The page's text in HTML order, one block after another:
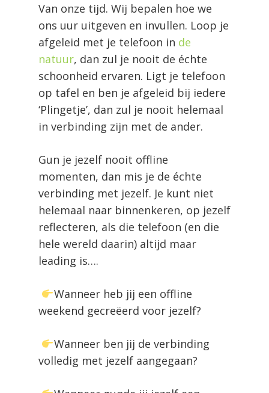
Van onze tijd. Wij bepalen hoe we
ons uur uitgeven en invullen. Loop je
afgeleid met je telefoon in de
natuur, dan zul je nooit de échte
schoonheid ervaren. Ligt je telefoon
op tafel en ben je afgeleid bij iedere
‘Plingetje’, dan zul je nooit helemaal
in verbinding zijn met de ander.
Gun je jezelf nooit offline
momenten, dan mis je de échte
verbinding met jezelf. Je kunt niet
helemaal naar binnenkeren, op jezelf
reflecteren, als die telefoon (en die
hele wereld daarin) altijd maar
leading is….
Wanneer heb jij een offline
weekend gecreëerd voor jezelf?
Wanneer ben jij de verbinding
volledig met jezelf aangegaan?